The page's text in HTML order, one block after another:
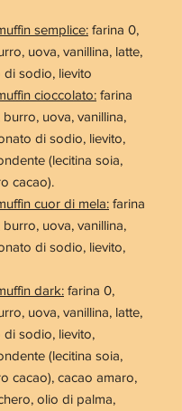
semplice: farina 0,
, uova, vanillina, latte,
sodio, lievito
cioccolato: farina
burro, uova, vanillina,
di sodio, lievito,
(lecitina soia,
cacao).
cuor di mela: farina
burro, uova, vanillina,
di sodio, lievito,
dark: farina 0,
, uova, vanillina, latte,
sodio, lievito,
(lecitina soia,
cacao), cacao amaro,
olio di palma,